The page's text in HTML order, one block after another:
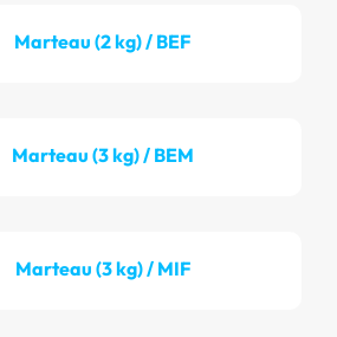
Marteau (2 kg) / BEF
Marteau (3 kg) / BEM
Marteau (3 kg) / MIF